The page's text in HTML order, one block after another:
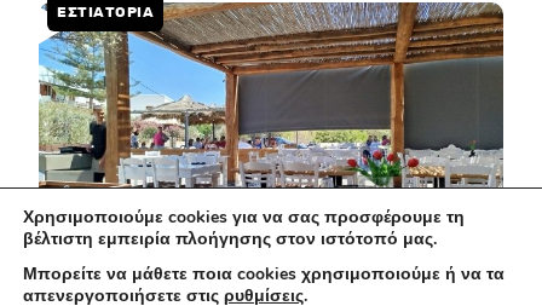
ΕΣΤΙΑΤΌΡΙΑ
Χρησιμοποιούμε cookies για να σας προσφέρουμε τη
βέλτιστη εμπειρία πλοήγησης στον ιστότοπό μας.
Μπορείτε να μάθετε ποια cookies χρησιμοποιούμε ή να τα
απενεργοποιήσετε στις ρυθμίσεις.